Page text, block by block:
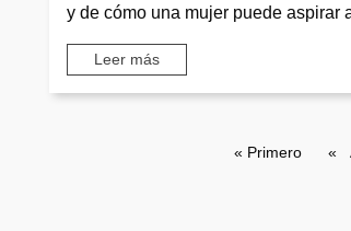
y de cómo una mujer puede aspirar
Leer más
Primera página
« Primero